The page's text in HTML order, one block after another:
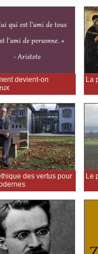
devient-on
La
des vertus pour
Le